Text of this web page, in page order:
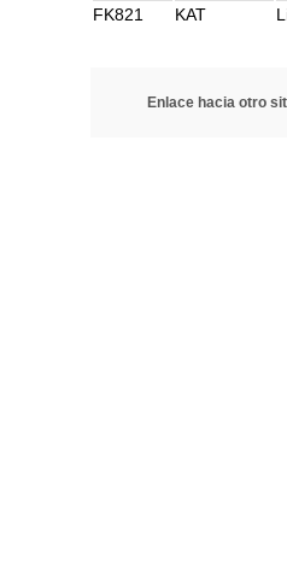
FK821 KAT
Enlace hacia otro